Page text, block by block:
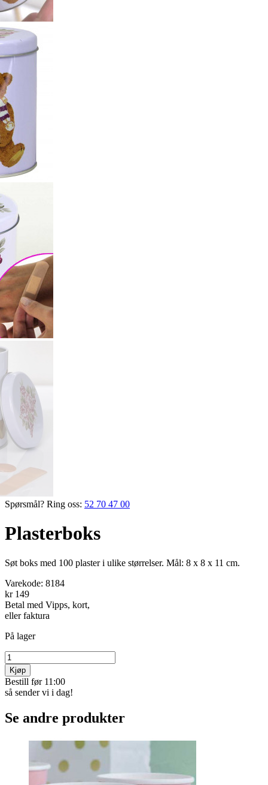
Spørsmål? Ring oss: 52 70 47 00
Plasterboks
Søt boks med 100 plaster i ulike størrelser. Mål: 8 x 8 x 11 cm.
Varekode: 8184
kr 149
Betal med Vipps, kort,
eller faktura
På lager
Kjøp
Bestill før 11:00
så sender vi i dag!
Se andre produkter